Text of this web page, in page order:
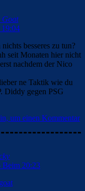
Goat
besseres zu tun?
seit Monaten hier nicht
nachdem der Nico
ne Taktik wie du
Diddy gegen PSG
um einen Kommentar
Beim 20:23